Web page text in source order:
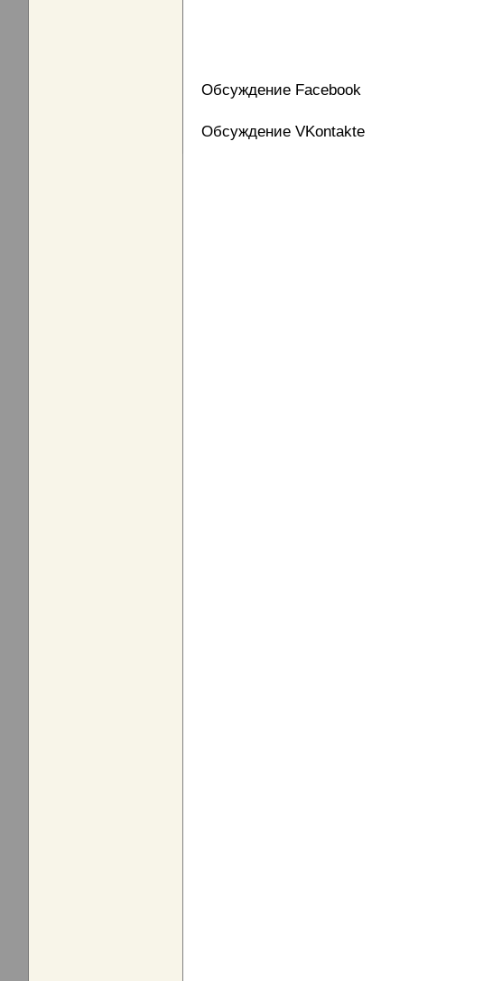
Обсуждение Facebook
Обсуждение VKontakte